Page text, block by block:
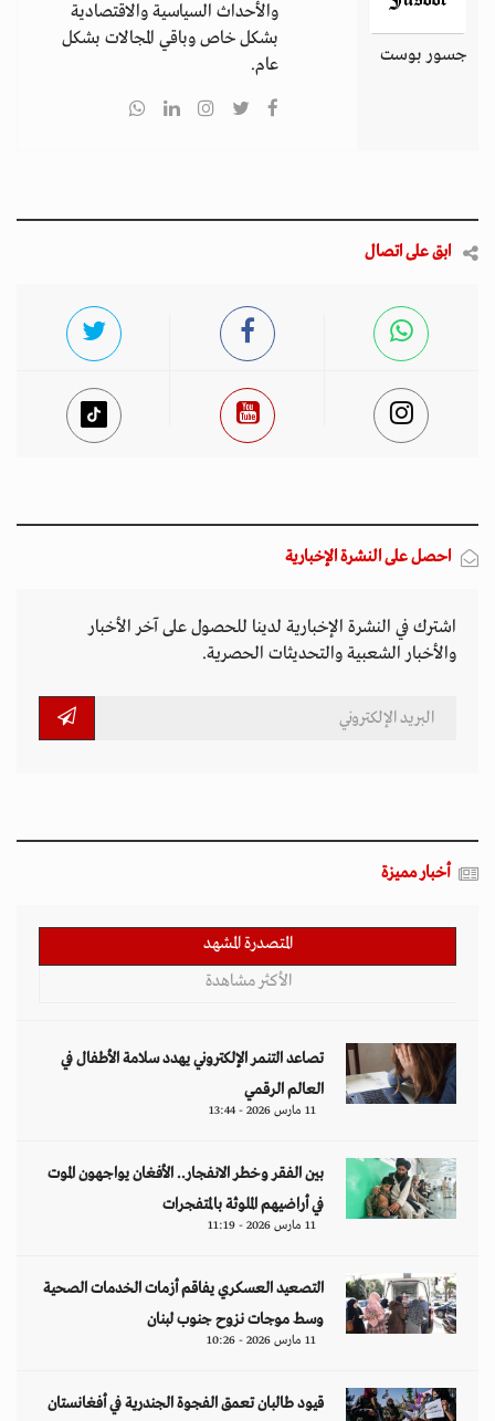
جسور بوست
والأحداث السياسية والاقتصادية
بشكل خاص وباقي المجالات بشكل
عام.
ابق على اتصال
احصل على النشرة الإخبارية
اشترك في النشرة الإخبارية لدينا للحصول على آخر الأخبار
والأخبار الشعبية والتحديثات الحصرية.
أخبار مميزة
المتصدرة المشهد
الأكثر مشاهدة
تصاعد التنمر الإلكتروني يهدد سلامة الأطفال في
العالم الرقمي
11 مارس 2026 - 13:44
بين الفقر وخطر الانفجار.. الأفغان يواجهون الموت
في أراضيهم الملوثة بالمتفجرات
11 مارس 2026 - 11:19
التصعيد العسكري يفاقم أزمات الخدمات الصحية
وسط موجات نزوح جنوب لبنان
11 مارس 2026 - 10:26
قيود طالبان تعمق الفجوة الجندرية في أفغانستان